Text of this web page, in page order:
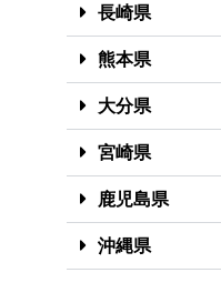
長崎県
熊本県
大分県
宮崎県
鹿児島県
沖縄県